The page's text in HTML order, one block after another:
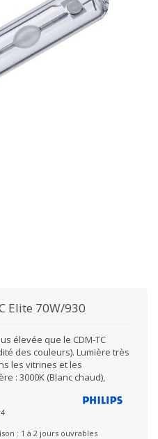
Elite 70W/930
élevée que le CDM-TC
des couleurs). Lumière très
les vitrines et les
: 3000K (Blanc chaud),
: 1 à 2 jours ouvrables